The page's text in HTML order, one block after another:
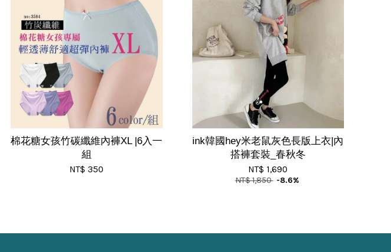
棉花糖女孩竹碳纖維內褲XL |6入一
組
NT$ 350
ink韓國hey米老鼠灰色長版上衣|內
搭褲套裝_春秋冬
NT$ 1,690
NT$ 1,850 -8.6%